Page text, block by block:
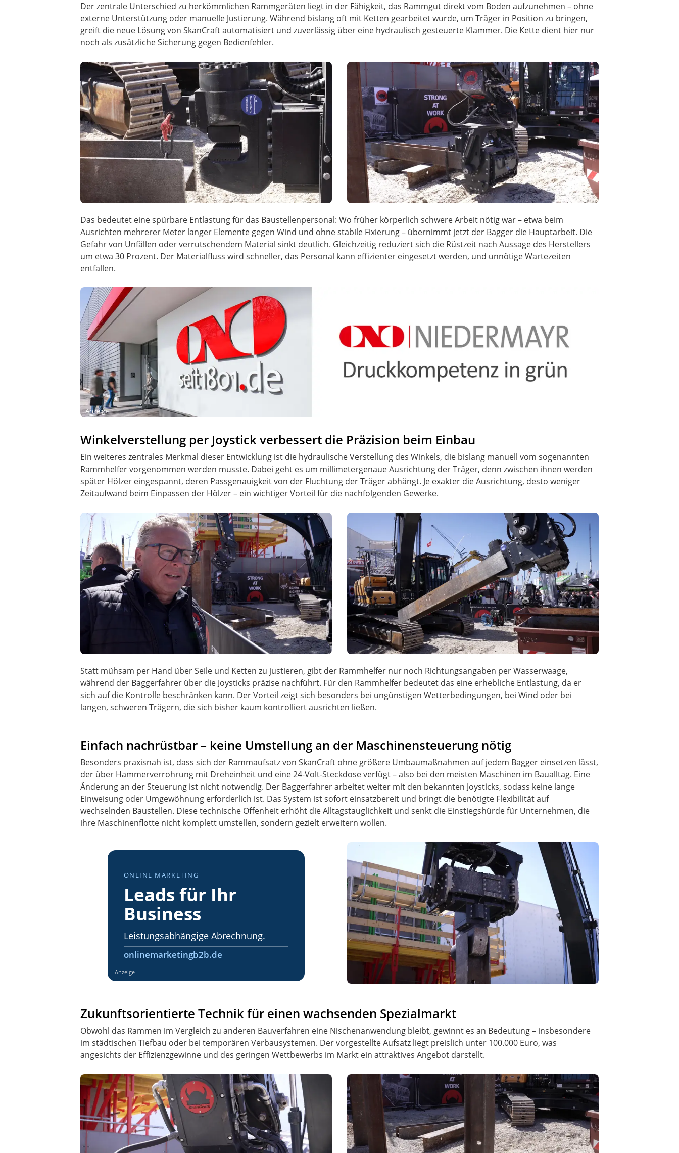
Der zentrale Unterschied zu herkömmlichen Rammgeräten liegt in der Fähigkeit, das Rammgut direkt vom Boden aufzunehmen – ohne
externe Unterstützung oder manuelle Justierung. Während bislang oft mit Ketten gearbeitet wurde, um Träger in Position zu bringen,
greift die neue Lösung von SkanCraft automatisiert und zuverlässig über eine hydraulisch gesteuerte Klammer. Die Kette dient hier nur
noch als zusätzliche Sicherung gegen Bedienfehler.
Das bedeutet eine spürbare Entlastung für das Baustellenpersonal: Wo früher körperlich schwere Arbeit nötig war – etwa beim
Ausrichten mehrerer Meter langer Elemente gegen Wind und ohne stabile Fixierung – übernimmt jetzt der Bagger die Hauptarbeit. Die
Gefahr von Unfällen oder verrutschendem Material sinkt deutlich. Gleichzeitig reduziert sich die Rüstzeit nach Aussage des Herstellers
um etwa 30 Prozent. Der Materialfluss wird schneller, das Personal kann effizienter eingesetzt werden, und unnötige Wartezeiten
entfallen.
Anzeige
Winkelverstellung per Joystick verbessert die Präzision beim Einbau
Ein weiteres zentrales Merkmal dieser Entwicklung ist die hydraulische Verstellung des Winkels, die bislang manuell vom sogenannten
Rammhelfer vorgenommen werden musste. Dabei geht es um millimetergenaue Ausrichtung der Träger, denn zwischen ihnen werden
später Hölzer eingespannt, deren Passgenauigkeit von der Fluchtung der Träger abhängt. Je exakter die Ausrichtung, desto weniger
Zeitaufwand beim Einpassen der Hölzer – ein wichtiger Vorteil für die nachfolgenden Gewerke.
Statt mühsam per Hand über Seile und Ketten zu justieren, gibt der Rammhelfer nur noch Richtungsangaben per Wasserwaage,
während der Baggerfahrer über die Joysticks präzise nachführt. Für den Rammhelfer bedeutet das eine erhebliche Entlastung, da er
sich auf die Kontrolle beschränken kann. Der Vorteil zeigt sich besonders bei ungünstigen Wetterbedingungen, bei Wind oder bei
langen, schweren Trägern, die sich bisher kaum kontrolliert ausrichten ließen.
Einfach nachrüstbar – keine Umstellung an der Maschinensteuerung nötig
Besonders praxisnah ist, dass sich der Rammaufsatz von SkanCraft ohne größere Umbaumaßnahmen auf jedem Bagger einsetzen lässt,
der über Hammerverrohrung mit Dreheinheit und eine 24-Volt-Steckdose verfügt – also bei den meisten Maschinen im Baualltag. Eine
Änderung an der Steuerung ist nicht notwendig. Der Baggerfahrer arbeitet weiter mit den bekannten Joysticks, sodass keine lange
Einweisung oder Umgewöhnung erforderlich ist. Das System ist sofort einsatzbereit und bringt die benötigte Flexibilität auf
wechselnden Baustellen. Diese technische Offenheit erhöht die Alltagstauglichkeit und senkt die Einstiegshürde für Unternehmen, die
ihre Maschinenflotte nicht komplett umstellen, sondern gezielt erweitern wollen.
ONLINE MARKETING
Leads für Ihr
Business
Leistungsabhängige Abrechnung.
onlinemarketingb2b.de
Anzeige
Zukunftsorientierte Technik für einen wachsenden Spezialmarkt
Obwohl das Rammen im Vergleich zu anderen Bauverfahren eine Nischenanwendung bleibt, gewinnt es an Bedeutung – insbesondere
im städtischen Tiefbau oder bei temporären Verbausystemen. Der vorgestellte Aufsatz liegt preislich unter 100.000 Euro, was
angesichts der Effizienzgewinne und des geringen Wettbewerbs im Markt ein attraktives Angebot darstellt.